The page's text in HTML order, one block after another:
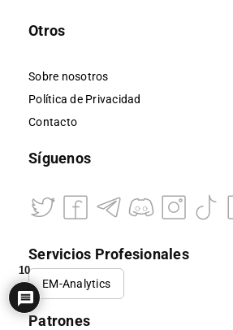
Otros
Sobre nosotros
Política de Privacidad
Contacto
Síguenos
Servicios Profesionales
EM-Analytics
Patrones
10